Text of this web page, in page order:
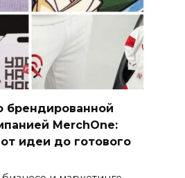
брендированной
MerchOne:
идеи до готового